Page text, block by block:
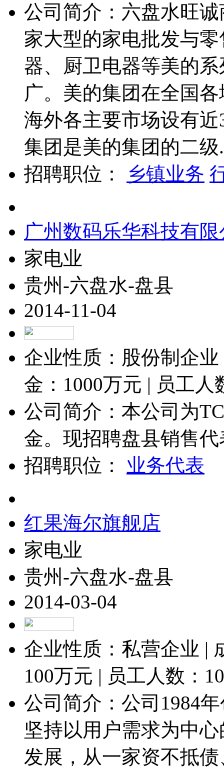
公司简介：六盘水旺
家大型的家电批发与
器、厨卫电器等美的
广。美的集团在全国
海外各主要市场设有
集团是美的集团的二级
招聘职位：
乡镇业务
广州数码乐华科技有
家电业
贵州-六盘水-盘县
2014-11-04
企业性质：股份制企
金： 1000万元 | 员工人
公司简介：本公司为
金。现招聘盘县销售代
招聘职位： 业务代表
红果海尔旗舰店
家电业
贵州-六盘水-盘县
2014-03-04
企业性质：私营企业 |
100万元 | 员工人数：
公司简介：公司1984
坚持以用户需求为中
发展，从一家资不抵